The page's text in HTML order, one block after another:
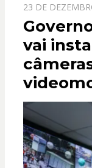
PPOSTADO
EM
23 DE
vai